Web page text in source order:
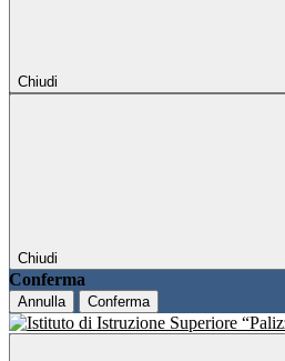
Chiudi
Chiudi
Conferma
Annulla Conferma